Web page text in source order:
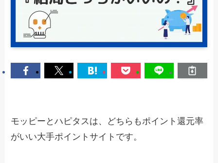
モッピーとハピタスは、どちらもポイント還元率
がいい大手ポイントサイトです。